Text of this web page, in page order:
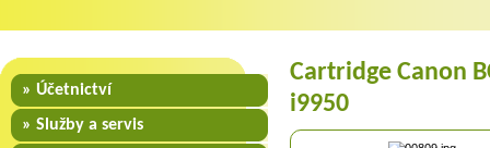
» Účetnictví
» Služby a servis
Cartridge Canon
i9950